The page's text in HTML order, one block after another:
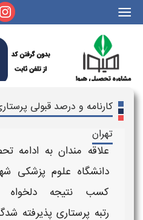
کارنامه و درصد قبولی پرستاری
تهران
علاقه مندان به ادامه
دانشگاه علوم پزشکی
کسب نتیجه دلخواه
رتبهپرستاریپذیرفته شدگان